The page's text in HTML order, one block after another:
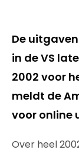
De
in de VS
2002 voor
meldt de
voor online
Over heel